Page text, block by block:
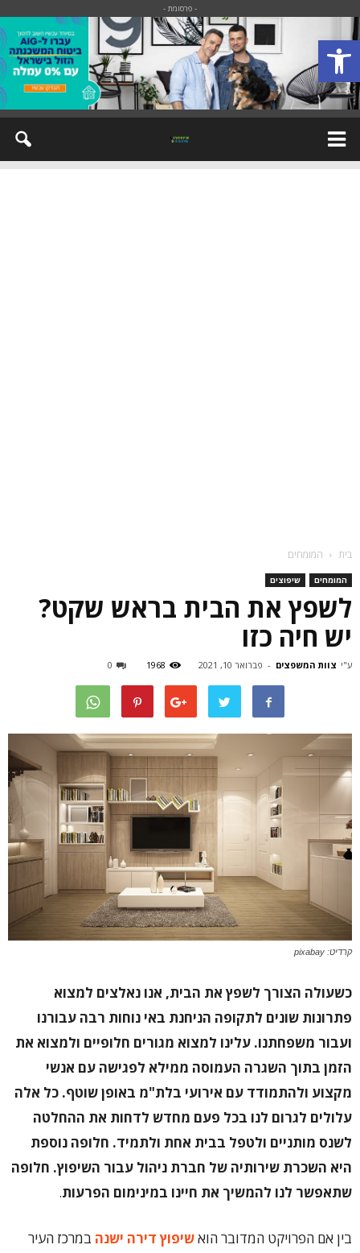
פתח סרגל נגישות
- פרסומת -
בית המומחים
המומחים שיפוצים
לשפץ את הבית בראש שקט?
יש חיה כזו
ע"י צוות המשפצים - פברואר 10, 2021 1968
0
קרדיט: pixabay
כשעולה הצורך לשפץ את הבית, אנו נאלצים למצוא
פתרונות שונים לתקופה הניחנת באי נוחות רבה עבורנו
ועבור משפחתנו. עלינו למצוא מגורים חלופיים ולמצוא את
הזמן בתוך השגרה העמוסה ממילא לפגישה עם אנשי
מקצוע ולהתמודד עם אירועי בלת"מ באופן שוטף. כל אלה
עלולים לגרום לנו בכל פעם מחדש לדחות את ההחלטה
לשנס מותניים ולטפל בבית אחת ולתמיד. חלופה נוספת
היא השכרת שירותיה של חברת ניהול עבור השיפוץ. חלופה
שתאפשר לנו להמשיך את חיינו במינימום הפרעות.
בין אם הפרויקט המדובר הואשיפוץ דירה ישנה במרכז העיר